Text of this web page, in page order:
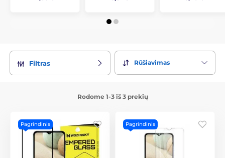
Filtras Rūšiavimas
Rodome 1-3 iš 3 prekių
Pagrindinis Pagrindinis